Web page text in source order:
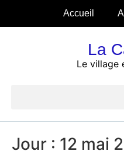
Accueil
La
Le village
Jour : 12 mai